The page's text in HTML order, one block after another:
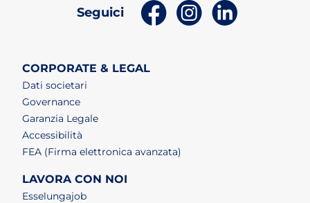
Seguici (apri in un nuovo tab)
(apri in un nuovo
CORPORATE & LEGAL
Dati societari
Governance
Garanzia Legale
Accessibilità
FEA (Firma elettronica avanzata)
LAVORA CON NOI
Esselungajob(apri in un nuovo tab)